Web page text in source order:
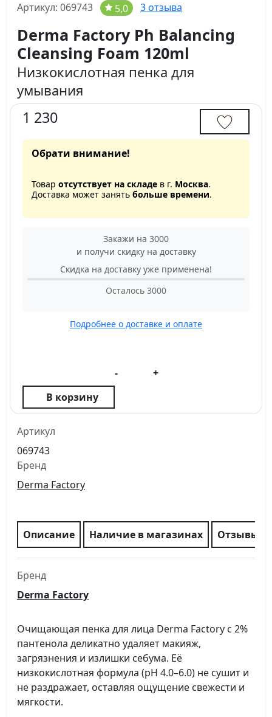
Артикул: 069743 5,0 3 отзыва
Derma Factory Ph Balancing
Cleansing Foam 120ml
Низкокислотная пенка для
умывания
1 230
Обрати внимание!
Товар отсутствует на складе в г. Москва.
Доставка может занять больше времени.
Закажи на 3000
и получи скидку на доставку
Скидка на доставку уже применена!
Осталось 3000
Подробнее о доставке и оплате
-
+
В корзину
Артикул
069743
Бренд
Derma Factory
Описание Наличие в магазинах Отзывы
Бренд
Derma Factory
Очищающая пенка для лица Derma Factory с 2%
пантенола деликатно удаляет макияж,
загрязнения и излишки себума. Её
низкокислотная формула (pH 4.0–6.0) не сушит и
не раздражает, оставляя ощущение свежести и
мягкости.